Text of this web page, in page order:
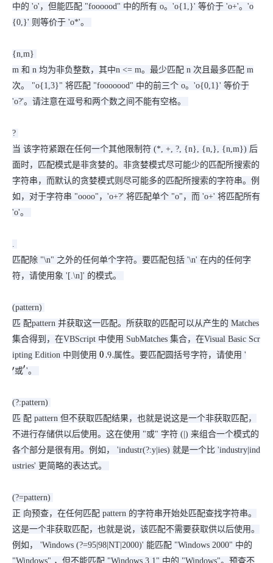
中的 'o'，但能匹配 "foooood" 中的所有 o。'o{1,}' 等价于 'o+'。'o
{0,}' 则等价于 'o*'。
{n,m}
m 和 n 均为非负整数，其中n <= m。最少匹配 n 次且最多匹配 m
次。 "o{1,3}" 将匹配 "fooooood" 中的前三个 o。'o{0,1}' 等价于
'o?'。请注意在逗号和两个数之间不能有空格。
?
当 该字符紧跟在任何一个其他限制符 (*, +, ?, {n}, {n,}, {n,m}) 后
面时，匹配模式是非贪婪的。非贪婪模式尽可能少的匹配所搜索的
字符串，而默认的贪婪模式则尽可能多的匹配所搜索的字符串。例
如，对于字符串 "oooo"，'o+?' 将匹配单个 "o"，而 'o+' 将匹配所有
'o'。
.
匹配除 "\n" 之外的任何单个字符。要匹配包括 '\n' 在内的任何字
符，请使用象 '[.\n]' 的模式。
(pattern)
匹 配pattern 并获取这一匹配。所获取的匹配可以从产生的 Matches
集合得到，在VBScript 中使用 SubMatches 集合，在Visual Basic Scr
ipting Edition 中则使用 0 …
9 属性。要匹配圆括号字符，请使用 '
或
或′ '。
(?:pattern)
匹 配 pattern 但不获取匹配结果，也就是说这是一个非获取匹配，
不进行存储供以后使用。这在使用 "或" 字符 (|) 来组合一个模式的
各个部分是很有用。例如， 'industr(?:y|ies) 就是一个比 'industry|ind
ustries' 更简略的表达式。
(?=pattern)
正 向预查，在任何匹配 pattern 的字符串开始处匹配查找字符串。
这是一个非获取匹配，也就是说，该匹配不需要获取供以后使用。
例如， 'Windows (?=95|98|NT|2000)' 能匹配 "Windows 2000" 中的
"Windows" ，但不能匹配 "Windows 3.1" 中的 "Windows"。预查不